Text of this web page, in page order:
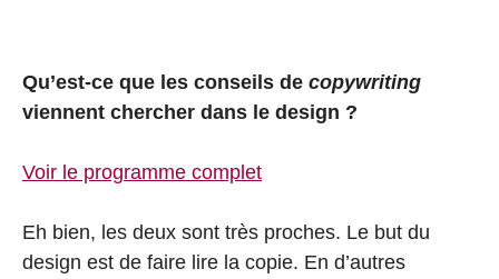
Qu’est-ce que les conseils de copywriting
viennent chercher dans le design ?
Voir le programme complet
Eh bien, les deux sont très proches. Le but du
design est de faire lire la copie. En d’autres